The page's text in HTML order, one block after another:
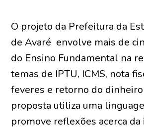
O projeto da Prefeitura da
de Avaré envolve mais de
do Ensino Fundamental na
temas de IPTU, ICMS, nota
feveres e retorno do
proposta utiliza uma
promove reflexões acerca